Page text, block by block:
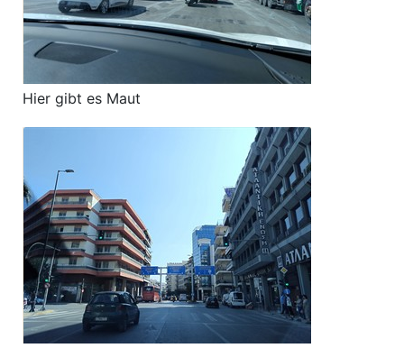
Hier gibt es Maut